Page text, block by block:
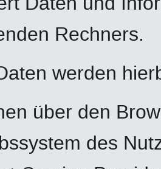
Rechners.
werden
über den
des